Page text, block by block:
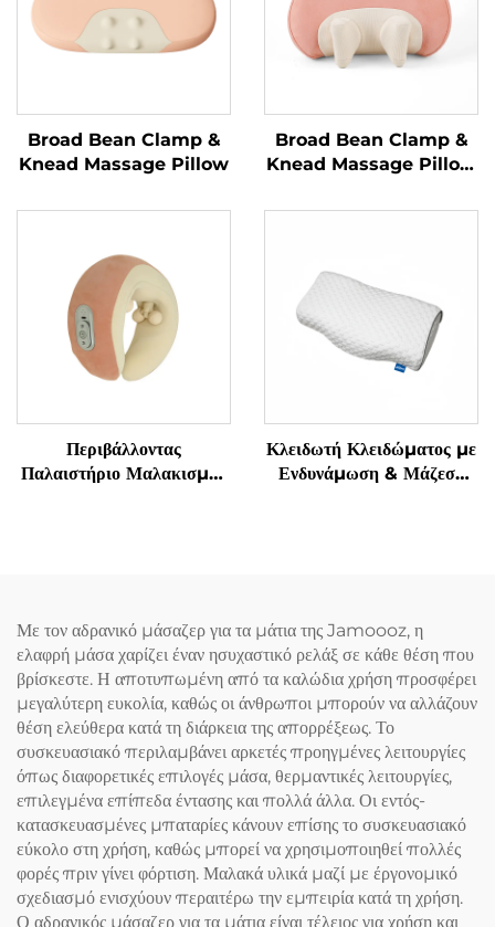
Broad Bean Clamp &
Knead Massage Pillow
Broad Bean Clamp &
Knead Massage Pillow
Περιβάλλοντας
Παλαιστήριο Μαλακισμού
Κλειδωτή Κλειδώματος με
Ενδυνάμωση & Μάζεση
Με τον αδρανικό μάσαζερ για τα μάτια της Jamoooz, η
ελαφρή μάσα χαρίζει έναν ησυχαστικό ρελάξ σε κάθε θέση που
βρίσκεστε. Η αποτυπωμένη από τα καλώδια χρήση προσφέρει
μεγαλύτερη ευκολία, καθώς οι άνθρωποι μπορούν να αλλάζουν
θέση ελεύθερα κατά τη διάρκεια της απορρέξεως. Το
συσκευασιακό περιλαμβάνει αρκετές προηγμένες λειτουργίες
όπως διαφορετικές επιλογές μάσα, θερμαντικές λειτουργίες,
επιλεγμένα επίπεδα έντασης και πολλά άλλα. Οι εντός-
κατασκευασμένες μπαταρίες κάνουν επίσης το συσκευασιακό
εύκολο στη χρήση, καθώς μπορεί να χρησιμοποιηθεί πολλές
φορές πριν γίνει φόρτιση. Μαλακά υλικά μαζί με έργονομικό
σχεδιασμό ενισχύουν περαιτέρω την εμπειρία κατά τη χρήση.
Ο αδρανικός μάσαζερ για τα μάτια είναι τέλειος για χρήση και